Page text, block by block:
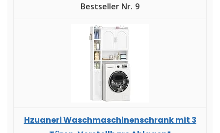
9
Hzuaneri Waschmaschinenschrank mit 3